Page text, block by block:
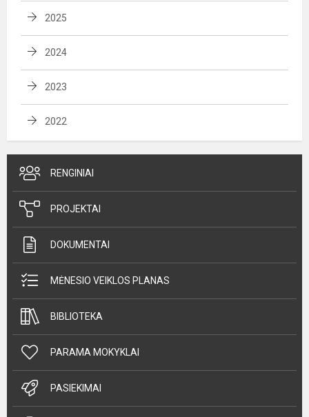
2025
2024
2023
2022
RENGINIAI
PROJEKTAI
DOKUMENTAI
MĖNESIO VEIKLOS PLANAS
BIBLIOTEKA
PARAMA MOKYKLAI
PASIEKIMAI